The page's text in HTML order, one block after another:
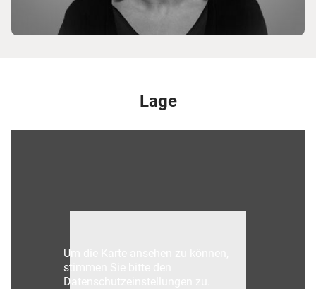
Lage
Um die Karte ansehen zu können,
stimmen Sie bitte den
Datenschutzeinstellungen zu.